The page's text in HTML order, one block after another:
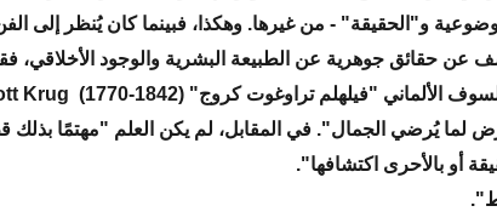
و"الحقيقة" - من غيرها. وهكذا، فبينما كان يُنظر إلى
عن حقائق جوهرية عن الطبيعة البشرية والوجود الأخلاقي،
لما يُرضي الجمال". في المقابل، لم يكن العلم "مهتمًا بذلك
أو بالأحرى اكتشافها".